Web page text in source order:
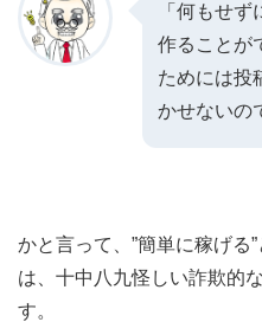
「何もせ
作ることが
ためには投
かせないの
かと言って、”簡単に稼げる
は、十中八九怪しい詐欺的
す。